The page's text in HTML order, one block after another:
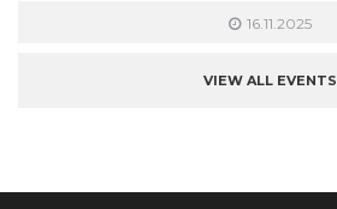
16.11.2025
VIEW ALL EVENTS